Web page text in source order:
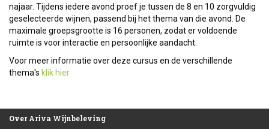
najaar. Tijdens iedere avond proef je tussen de 8 en 10 zorgvuldig
geselecteerde wijnen, passend bij het thema van die avond. De
maximale groepsgrootte is 16 personen, zodat er voldoende
ruimte is voor interactie en persoonlijke aandacht.
Voor meer informatie over deze cursus en de verschillende
thema's klik hier
OverAriva Wijnbeleving